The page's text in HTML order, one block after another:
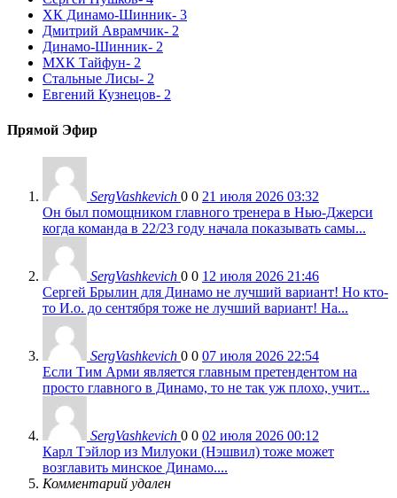
ХК Динамо-Шинник- 3
Дмитрий Аврамчик- 2
Динамо-Шинник- 2
МХК Тайфун- 2
Стальные Лисы- 2
Евгений Кузнецов- 2
Прямой Эфир
SergVashkevich 0 0 21 июля 2026 03:32
Он был помощником главного тренера в Нью-Джерси
когда команда в 22/23 году начала показывать самы...
SergVashkevich 0 0 12 июля 2026 21:46
Сергей Брылин для Динамо не лучший вариант! Но кто-
то И.о. до сентября тоже не лучший вариант! На...
SergVashkevich 0 0 07 июля 2026 22:54
Если Тим Арми является главным претендентом на
просто главного в Динамо, то не так уж плохо, учит...
SergVashkevich 0 0 02 июля 2026 00:12
Карл Тэйлор из Милуоки (Нэшвил) тоже может
возглавить минское Динамо....
Комментарий удален